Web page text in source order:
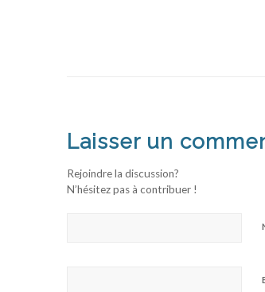
Laisser un
Rejoindre la discussion?
N’hésitez pas à contribuer !